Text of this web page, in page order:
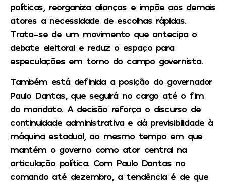
políticas, reorganiza alianças e impõe aos demais
atores a necessidade de escolhas rápidas.
Trata-se de um movimento que antecipa o
debate eleitoral e reduz o espaço para
especulações em torno do campo governista.
Também está definida a posição do governador
Paulo Dantas, que seguirá no cargo até o fim
do mandato. A decisão reforça o discurso de
continuidade administrativa e dá previsibilidade à
máquina estadual, ao mesmo tempo em que
mantém o governo como ator central na
articulação política. Com Paulo Dantas no
comando até dezembro, a tendência é de que